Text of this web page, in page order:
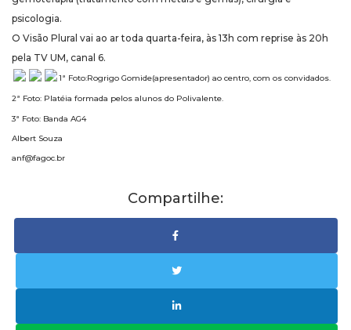
psicologia.
O Visão Plural vai ao ar toda quarta-feira, às 13h com reprise às 20h
pela TV UM, canal 6.
1ª Foto:Rogrigo Gomide(apresentador) ao centro, com os convidados.
2ª Foto: Platéia formada pelos alunos do Polivalente.
3ª Foto: Banda AG4
Albert Souza
anf@fagoc.br
Compartilhe: